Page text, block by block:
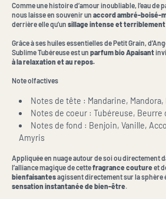
Comme une histoire d’amour inoubliable, l’eau de
nous laisse en souvenir un accord ambré-boisé-
derrière elle qu’un sillage intense et terriblement
Grâce à ses huiles essentielles de Petit Grain,
Sublime Tubéreuse est un parfum bio Apaisant
à la relaxation et au repos.
Note olfactives
Notes de tête : Mandarine,
Notes de coeur : Tubéreuse, Beurre
Notes de fond : Benjoin, Vanille,
Amyris
Appliquée en nuage autour de soi ou directement
l’alliance magique de cettefragrance coutureet
bienfaisantesagissent directement sur la sphère
sensation instantanée de bien-être